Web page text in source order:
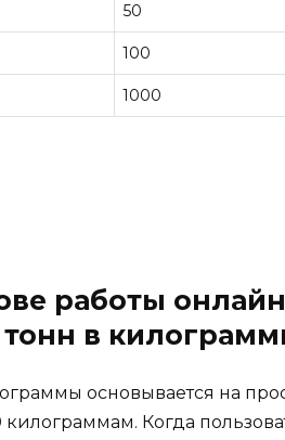
50
100
1000
работы
в
основывается на
Когда